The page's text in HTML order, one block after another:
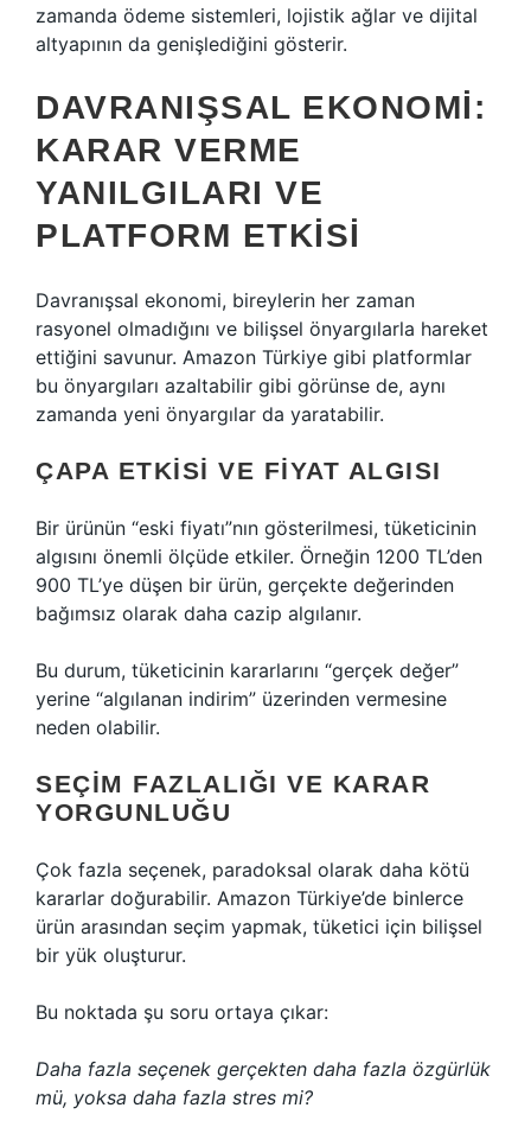
zamanda ödeme sistemleri, lojistik ağlar ve dijital
altyapının da genişlediğini gösterir.
DAVRANIŞSAL EKONOMI:
KARAR VERME
YANILGILARI VE
PLATFORM ETKISI
Davranışsal ekonomi, bireylerin her zaman
rasyonel olmadığını ve bilişsel önyargılarla hareket
ettiğini savunur. Amazon Türkiye gibi platformlar
bu önyargıları azaltabilir gibi görünse de, aynı
zamanda yeni önyargılar da yaratabilir.
ÇAPA ETKISI VE FIYAT ALGISI
Bir ürünün “eski fiyatı”nın gösterilmesi, tüketicinin
algısını önemli ölçüde etkiler. Örneğin 1200 TL’den
900 TL’ye düşen bir ürün, gerçekte değerinden
bağımsız olarak daha cazip algılanır.
Bu durum, tüketicinin kararlarını “gerçek değer”
yerine “algılanan indirim” üzerinden vermesine
neden olabilir.
SEÇIM FAZLALIĞI VE KARAR
YORGUNLUĞU
Çok fazla seçenek, paradoksal olarak daha kötü
kararlar doğurabilir. Amazon Türkiye’de binlerce
ürün arasından seçim yapmak, tüketici için bilişsel
bir yük oluşturur.
Bu noktada şu soru ortaya çıkar:
Daha fazla seçenek gerçekten daha fazla özgürlük
mü, yoksa daha fazla stres mi?